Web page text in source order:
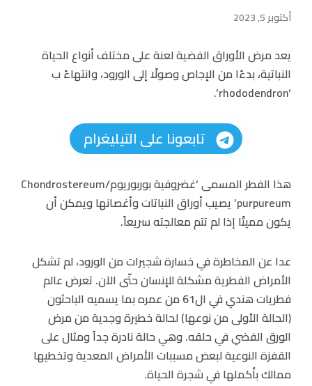
أكتوبر 5, 2023
يعد مرض الأوراق الفضية لعنة على مختلف أنواع الحياة
النباتية، بدءًا من الإجاص وصولًا إلى الورود، وانتهاءً ب
‘rhododendron’.
تابعونا على التيليغرام
هذا الفطر المسمى ‘غضروفية بوربوريوم/Chondrostereum
purpureum’ يصيب أوراق النباتات وأغصانها ويمكن أن
يكون مميتًا إذا لم تتم معالجته سريعاً.
عدا عن المخاطرة في خسارة شجيرات من الورود، لم تشكل
الأمراض الفطرية مشكلة للإنسان حتّى الآن. تعرض عالم
فطريات هندي في ال61 من عمره بما يسميه الباحثون
(الحالة الأولى من نوعها) لحالة خطيرة وجدية من مرض
الورق الفضي في حلقه. وهي حالة نادرة جداً ومثال على
القفزة النوعية لبعض مسببات الأمراض المعدية وتخطيها
ممالك بأكملها في شجرة الحياة.